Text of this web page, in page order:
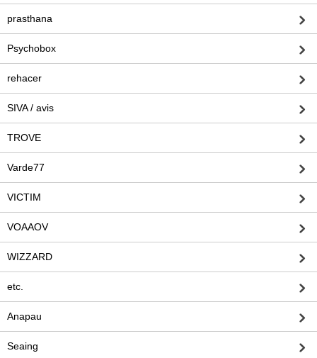
prasthana
Psychobox
rehacer
SIVA / avis
TROVE
Varde77
VICTIM
VOAAOV
WIZZARD
etc.
Anapau
Seaing